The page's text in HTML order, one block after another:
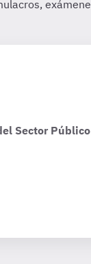
Sector Público